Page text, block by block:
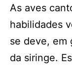
As aves
habilidades
se deve, em
da siringe.